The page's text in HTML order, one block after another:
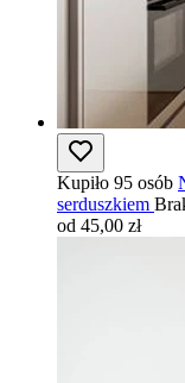
Kupiło 95 osób
serduszkiem
od 45,00 zł